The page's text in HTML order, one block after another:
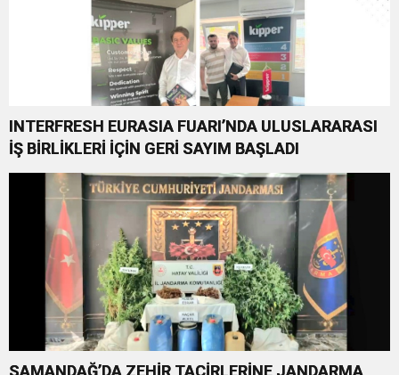
INTERFRESH EURASIA FUARI’NDA ULUSLARARASI
İŞ BİRLİKLERİ İÇİN GERİ SAYIM BAŞLADI